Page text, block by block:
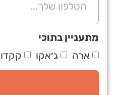
מתעניין בתוכי
ארה
ג׳אקו קקדו